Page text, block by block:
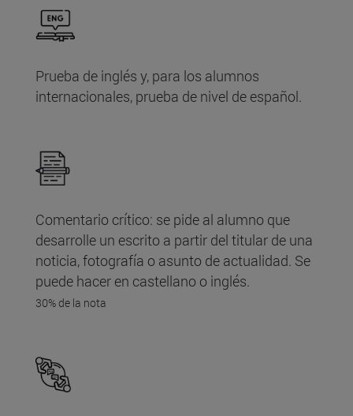
Prueba de inglés y, para los alumnos
internacionales, prueba de nivel de español.
Comentario crítico: se pide al alumno que
desarrolle un escrito a partir del titular de una
noticia, fotografía o asunto de actualidad. Se
puede hacer en castellano o inglés.
30% de la nota